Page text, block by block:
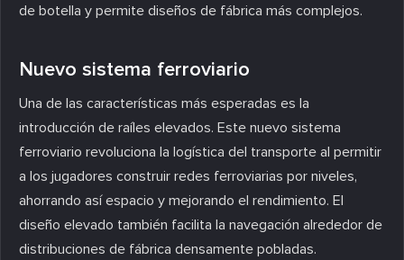
de botella y permite diseños de fábrica más complejos.
Nuevo sistema ferroviario
Una de las características más esperadas es la
introducción de raíles elevados. Este nuevo sistema
ferroviario revoluciona la logística del transporte al permitir
a los jugadores construir redes ferroviarias por niveles,
ahorrando así espacio y mejorando el rendimiento. El
diseño elevado también facilita la navegación alrededor de
distribuciones de fábrica densamente pobladas.